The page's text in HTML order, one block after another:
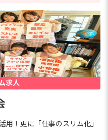
用！更に「仕事のスリム化」
求人